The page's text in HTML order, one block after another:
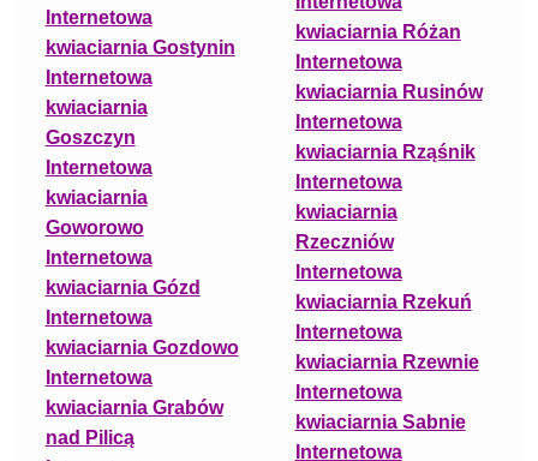
Internetowa
kwiaciarnia Gostynin
Internetowa
kwiaciarnia
Goszczyn
Internetowa
kwiaciarnia
Goworowo
Internetowa
kwiaciarnia Gózd
Internetowa
kwiaciarnia Gozdowo
Internetowa
kwiaciarnia Grabów
nad Pilicą
kwiaciarnia Różan
Internetowa
kwiaciarnia Rusinów
Internetowa
kwiaciarnia Rząśnik
Internetowa
kwiaciarnia
Rzeczniów
Internetowa
kwiaciarnia Rzekuń
Internetowa
kwiaciarnia Rzewnie
Internetowa
kwiaciarnia Sabnie
Internetowa